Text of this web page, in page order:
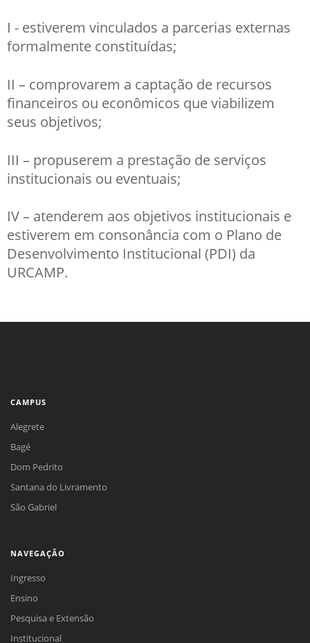
I - estiverem vinculados a parcerias externas
formalmente constituídas;
II – comprovarem a captação de recursos
financeiros ou econômicos que viabilizem
seus objetivos;
III – propuserem a prestação de serviços
institucionais ou eventuais;
IV – atenderem aos objetivos institucionais e
estiverem em consonância com o Plano de
Desenvolvimento Institucional (PDI) da
URCAMP.
CAMPUS
Alegrete
Bagé
Dom Pedrito
Santana do Livramento
São Gabriel
NAVEGAÇÃO
Ingresso
Ensino
Pesquisa e Extensão
Institucional